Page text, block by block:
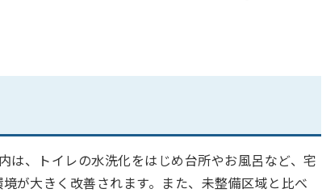
は、トイレの水洗化をはじめ台所やお風呂など、宅
が大きく改善されます。また、未整備区域と比べ